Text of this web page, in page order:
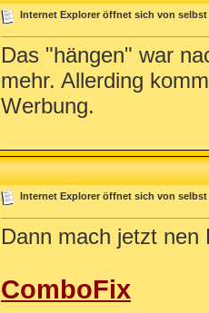
Internet Explorer öffnet sich von selbst
Das "hängen" war
mehr. Allerding
Werbung.
Internet Explorer öffnet sich von selbst
Dann mach jetzt nen
ComboFix